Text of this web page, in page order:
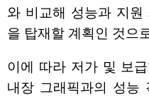
와 비교해 성능과 지원
을 탑재할 계획인 것으
이에 따라 저가 및 보
내장 그래픽과의 성능